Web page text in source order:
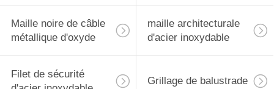
Maille noire de câble
métallique d'oxyde
maille architecturale
d'acier inoxydable
Filet de sécurité
Grillage de balustrade